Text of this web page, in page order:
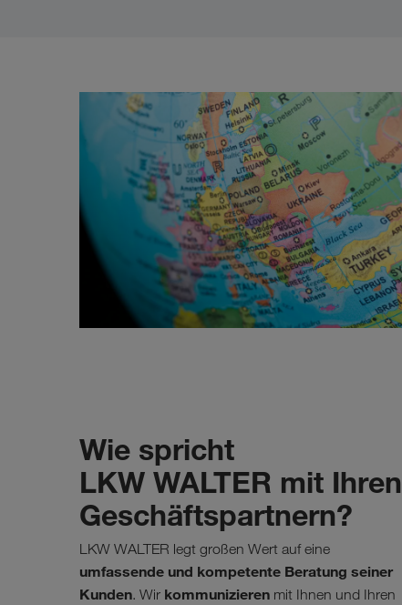
Wie spricht
LKW WALTER mit Ihren
Geschäftspartnern?
LKW WALTER legt großen Wert auf eine
umfassende und kompetente Beratung seiner
Kunden. Wir kommunizieren mit Ihnen und Ihren